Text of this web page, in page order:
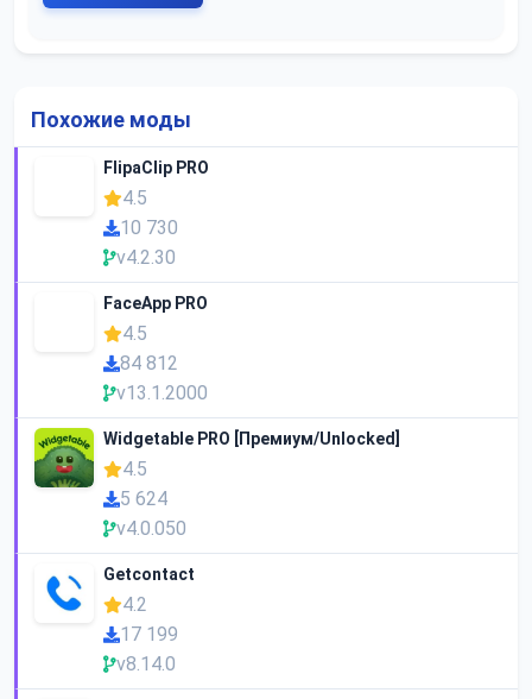
Похожие моды
FlipaClip PRO
4.5
10 730
v4.2.30
FaceApp PRO
4.5
84 812
v13.1.2000
Widgetable PRO [Премиум/Unlocked]
4.5
5 624
v4.0.050
Getcontact
4.2
17 199
v8.14.0